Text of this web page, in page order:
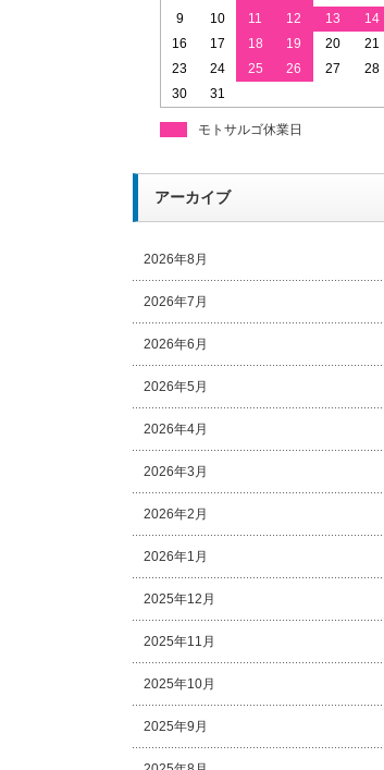
9
10 11 12 13 14
16
17 18 19 20 21
23
24 25 26 27 28
30
31
モトサルゴ休業日
アーカイブ
2026年8月
2026年7月
2026年6月
2026年5月
2026年4月
2026年3月
2026年2月
2026年1月
2025年12月
2025年11月
2025年10月
2025年9月